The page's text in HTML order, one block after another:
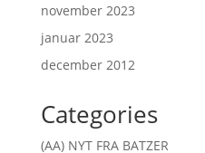
november 2023
januar 2023
december 2012
Categories
(AA) NYT FRA BATZER